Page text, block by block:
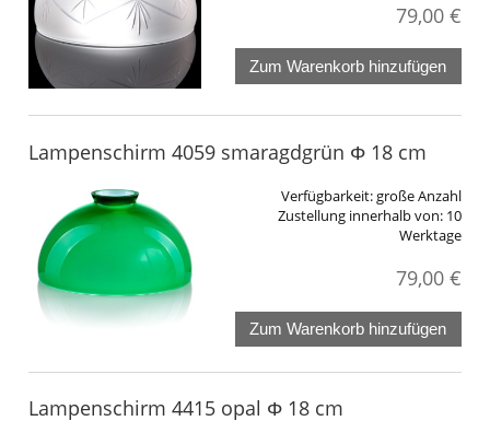
79,00 €
Zum Warenkorb hinzufügen
Lampenschirm 4059 smaragdgrün Φ 18 cm
Verfügbarkeit:große Anzahl
Zustellung innerhalb von: 10
Werktage
79,00 €
Zum Warenkorb hinzufügen
Lampenschirm 4415 opal Φ 18 cm